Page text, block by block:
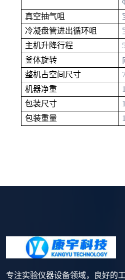
真空抽气咀
冷凝盘管进出循环咀
主机升降行程
釜体旋转
整机占空间尺寸
机器净重
包装尺寸
包装重量
专注实验仪器设备领域，良好的